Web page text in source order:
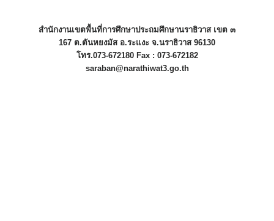
สำนักงานเขตพื้นที่การศึกษาประถมศึกษานราธิวาส เขต ๓
167 ต.ตันหยงมัส อ.ระแงะ จ.นราธิวาส 96130
โทร.073-672180 Fax : 073-672182
saraban@narathiwat3.go.th